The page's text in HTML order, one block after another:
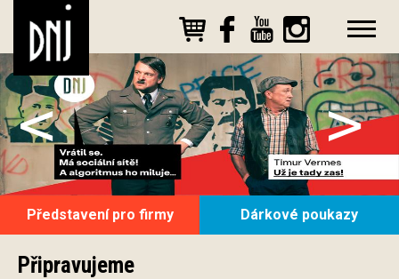
< >
Představení pro firmy Dárkové poukazy
Připravujeme